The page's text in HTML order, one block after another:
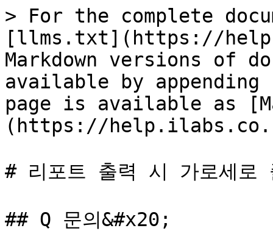
> For the complete
[llms.txt](https://
Markdown versions of
available by
page is available as
(https://
# 리포트 출력 시 가로세로
## Q 문의&#x20;